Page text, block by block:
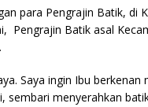
para Pengrajin Batik, di
Pengrajin Batik asal
Saya ingin Ibu
sembari menyerahkan